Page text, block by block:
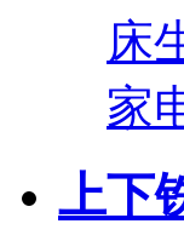
上下